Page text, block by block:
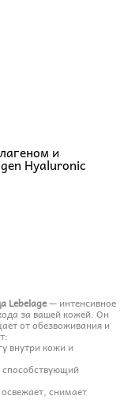
и
Hyaluronic
Lebelage— интенсивное
за вашей кожей. Он
от обезвоживания и
внутри кожи и
снимает